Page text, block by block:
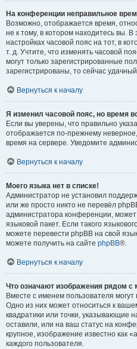
На конференции неправильное
Возможно, отображается время,
не к тому, в котором находитесь вы.
настройках часовой пояс на тот, в
т. д. Учтите, что изменять часовой
могут только зарегистрированные
зарегистрированы, то сейчас
Вернуться к началу
Я изменил часовой пояс, но время
Если вы уверены, что правильно
отображается по-прежнему
время на сервере. Уведомите
Вернуться к началу
Моего языка нет в списке!
Администратор не установил
или же просто никто не перевёл
администратора конференции,
языковой пакет. Если такого
можете перевести phpBB на свой
можете получить на сайте phpBB®.
Вернуться к началу
Что означают изображения рядом
Вместе с именем пользователя
Одно из них может относиться к
квадратики или точки, указывающие
оставили, или на ваш статус на
крупное, изображение известно как
каждого пользователя.